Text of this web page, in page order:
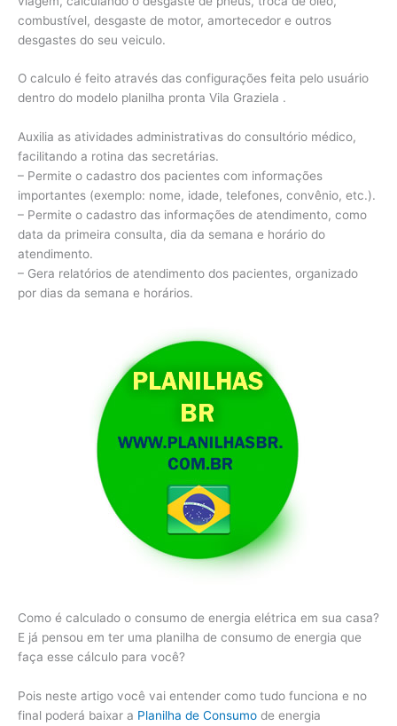
combustível, desgaste de motor, amortecedor e outros
desgastes do seu veiculo.
O calculo é feito através das configurações feita pelo usuário
dentro do modelo planilha pronta Vila Graziela .
Auxilia as atividades administrativas do consultório médico,
facilitando a rotina das secretárias.
– Permite o cadastro dos pacientes com informações
importantes (exemplo: nome, idade, telefones, convênio, etc.).
– Permite o cadastro das informações de atendimento, como
data da primeira consulta, dia da semana e horário do
atendimento.
– Gera relatórios de atendimento dos pacientes, organizado
por dias da semana e horários.
Como é calculado o consumo de energia elétrica em sua casa?
E já pensou em ter uma planilha de consumo de energia que
faça esse cálculo para você?
Pois neste artigo você vai entender como tudo funciona e no
final poderá baixar a Planilha de Consumo de energia